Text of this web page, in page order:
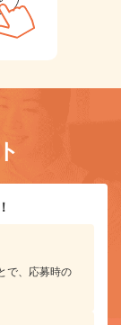
で、応募時の